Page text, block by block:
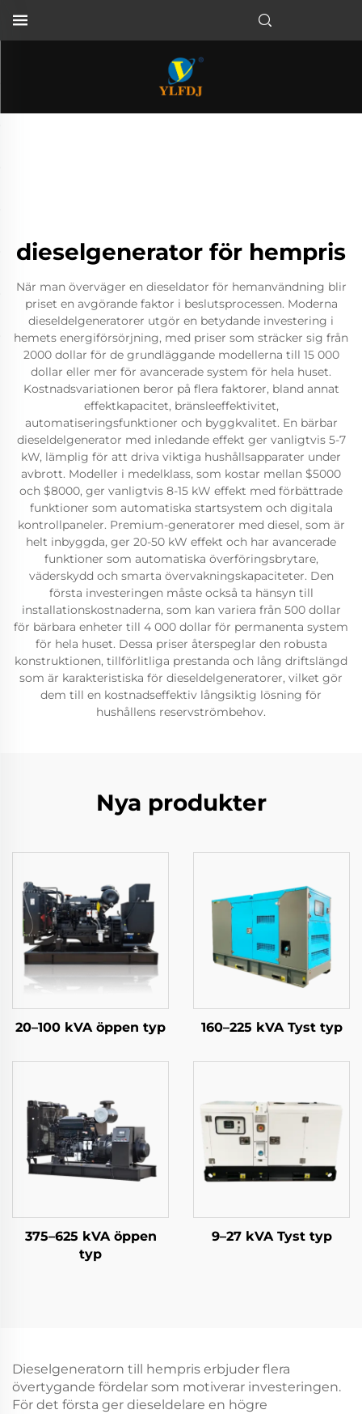
dieselgenerator för hempris
När man överväger en dieseldator för hemanvändning blir
priset en avgörande faktor i beslutsprocessen. Moderna
dieseldelgeneratorer utgör en betydande investering i
hemets energiförsörjning, med priser som sträcker sig från
2000 dollar för de grundläggande modellerna till 15 000
dollar eller mer för avancerade system för hela huset.
Kostnadsvariationen beror på flera faktorer, bland annat
effektkapacitet, bränsleeffektivitet,
automatiseringsfunktioner och byggkvalitet. En bärbar
dieseldelgenerator med inledande effekt ger vanligtvis 5-7
kW, lämplig för att driva viktiga hushållsapparater under
avbrott. Modeller i medelklass, som kostar mellan $5000
och $8000, ger vanligtvis 8-15 kW effekt med förbättrade
funktioner som automatiska startsystem och digitala
kontrollpaneler. Premium-generatorer med diesel, som är
helt inbyggda, ger 20-50 kW effekt och har avancerade
funktioner som automatiska överföringsbrytare,
väderskydd och smarta övervakningskapaciteter. Den
första investeringen måste också ta hänsyn till
installationskostnaderna, som kan variera från 500 dollar
för bärbara enheter till 4 000 dollar för permanenta system
för hela huset. Dessa priser återspeglar den robusta
konstruktionen, tillförlitliga prestanda och lång driftslängd
som är karakteristiska för dieseldelgeneratorer, vilket gör
dem till en kostnadseffektiv långsiktig lösning för
hushållens reservströmbehov.
Nya produkter
20–100 kVA öppen typ 160–225 kVA Tyst typ
375–625 kVA öppen
typ
9–27 kVA Tyst typ
Dieselgeneratorn till hempris erbjuder flera
övertygande fördelar som motiverar investeringen.
För det första ger dieseldelare en högre